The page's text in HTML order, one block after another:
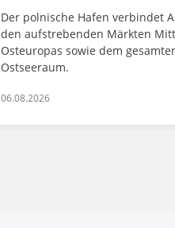
Der polnische Hafen verbindet
den aufstrebenden Märkten
Osteuropas sowie dem
Ostseeraum.
06.08.2026